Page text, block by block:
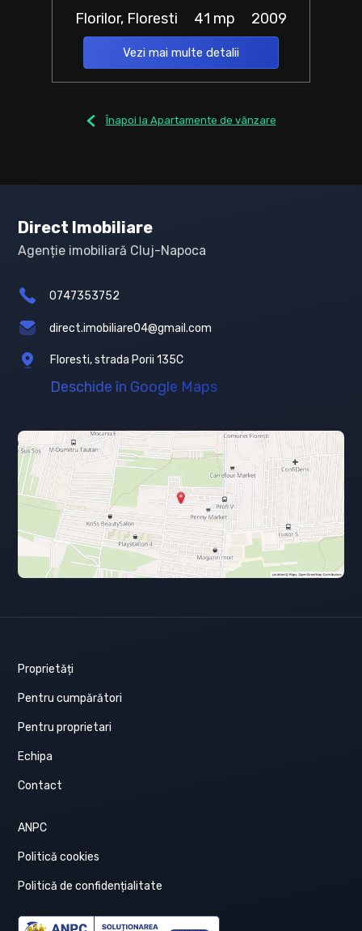
Florilor, Floresti
41 mp 2009
Vezi mai multe detalii
Înapoi la Apartamente de vânzare
Direct Imobiliare
Agenție imobiliară Cluj-Napoca
0747353752
direct.imobiliare04@gmail.com
Floresti, strada Porii 135C
Deschide în Google Maps
Proprietăți
Pentru cumpărători
Pentru proprietari
Echipa
Contact
ANPC
Politică cookies
Politică de confidențialitate